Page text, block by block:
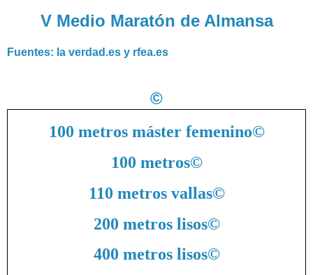
V Medio Maratón de Almansa
Fuentes: la verdad.es y rfea.es
©
100 metros máster femenino©
100 metros©
110 metros vallas©
200 metros lisos©
400 metros lisos©